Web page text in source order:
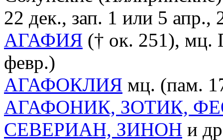
22 дек., зап. 1 или 5 апр.,
АГАФИЯ († ок. 251), мц.
февр.)
АГАФОКЛИЯ мц. (пам.
АГАФОНИК, ЗОТИК,
СЕВЕРИАН, ЗИНОН и